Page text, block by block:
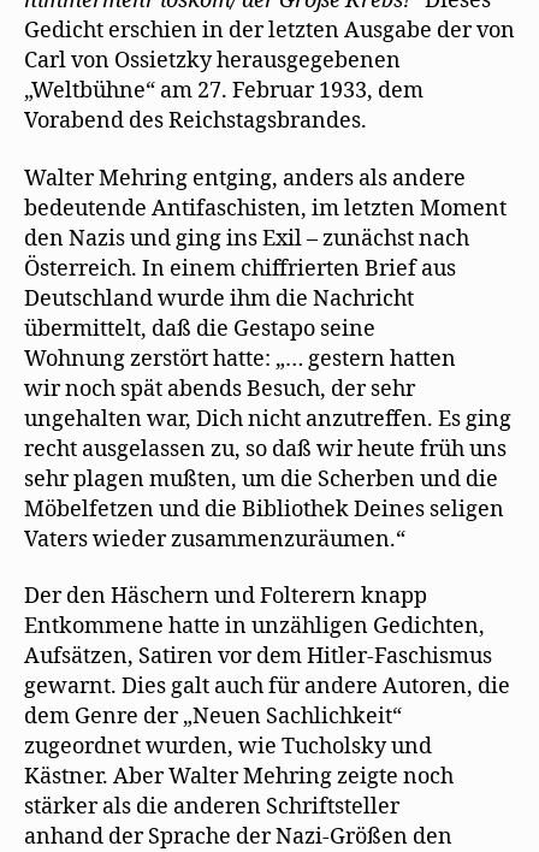
Gedicht erschien in der letzten Ausgabe der von
Carl von Ossietzky herausgegebenen
„Weltbühne“ am 27. Februar 1933, dem
Vorabend des Reichstagsbrandes.
Walter Mehring entging, anders als andere
bedeutende Antifaschisten, im letzten Moment
den Nazis und ging ins Exil – zunächst nach
Österreich. In einem chiffrierten Brief aus
Deutschland wurde ihm die Nachricht
übermittelt, daß die Gestapo seine
Wohnung zerstört hatte: „… gestern hatten
wir noch spät abends Besuch, der sehr
ungehalten war, Dich nicht anzutreffen. Es ging
recht ausgelassen zu, so daß wir heute früh uns
sehr plagen mußten, um die Scherben und die
Möbelfetzen und die Bibliothek Deines seligen
Vaters wieder zusammenzuräumen.“
Der den Häschern und Folterern knapp
Entkommene hatte in unzähligen Gedichten,
Aufsätzen, Satiren vor dem Hitler-Faschismus
gewarnt. Dies galt auch für andere Autoren, die
dem Genre der „Neuen Sachlichkeit“
zugeordnet wurden, wie Tucholsky und
Kästner. Aber Walter Mehring zeigte noch
stärker als die anderen Schriftsteller
anhand der Sprache der Nazi-Größen den